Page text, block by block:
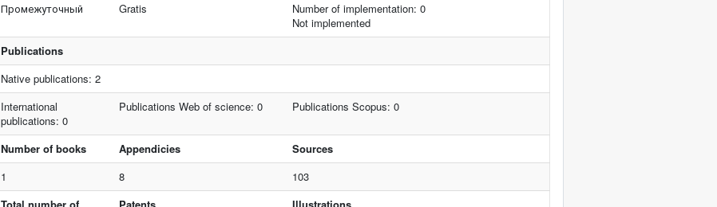
Промежуточный
Gratis
Number of implementation: 0
Not implemented
Publications
Native publications: 2
International
publications: 0
Publications Web of science: 0 Publications Scopus: 0
Number of books Appendicies
Sources
1
8
103